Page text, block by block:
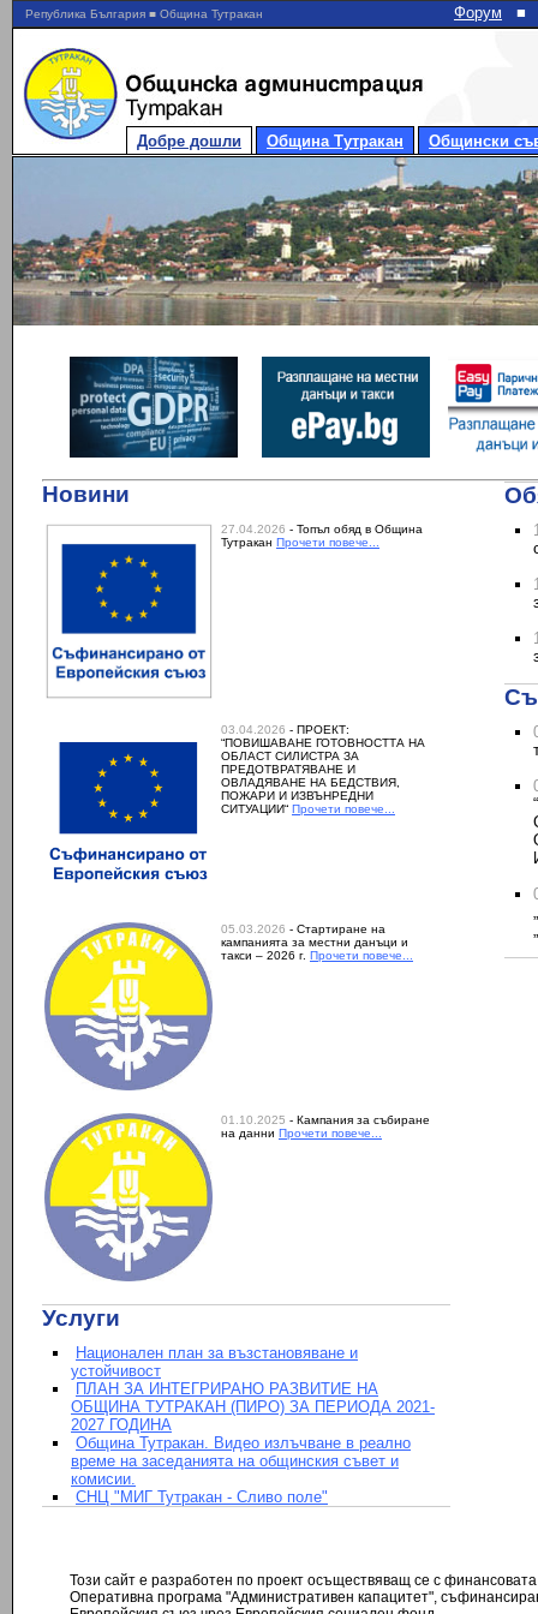
Република България ■ Община Тутракан Форум ■
Добре дошли Община Тутракан Общински
Новини
27.04.2026 - Топъл обяд в Община
Тутракан Прочети повече...
03.04.2026 - ПРОЕКТ:
“ПОВИШАВАНЕ ГОТОВНОСТТА НА
ОБЛАСТ СИЛИСТРА ЗА
ПРЕДОТВРАТЯВАНЕ И
ОВЛАДЯВАНЕ НА БЕДСТВИЯ,
ПОЖАРИ И ИЗВЪНРЕДНИ
СИТУАЦИИ“ Прочети повече...
05.03.2026 - Стартиране на
кампанията за местни данъци и
такси – 2026 г. Прочети повече...
01.10.2025 - Кампания за събиране
на данни Прочети повече...
Услуги
Национален план за възстановяване и
устойчивост
ПЛАН ЗА ИНТЕГРИРАНО РАЗВИТИЕ НА
ОБЩИНА ТУТРАКАН (ПИРО) ЗА ПЕРИОДА 2021-
2027 ГОДИНА
Община Тутракан. Видео излъчване в реално
време на заседанията на общинския съвет и
комисии.
СНЦ "МИГ Тутракан - Сливо поле"
Този сайт е разработен по проект осъществяващ се с
Оперативна програма "Административен капацитет",